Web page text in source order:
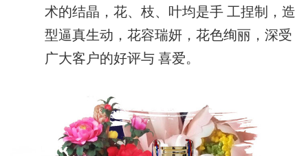
术的结晶，花、枝、叶均是手 工捏制，造
型逼真生动，花容瑞妍，花色绚丽，深受
广大客户的好评与 喜爱。